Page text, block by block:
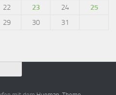
22 23 24
25
29 30
31